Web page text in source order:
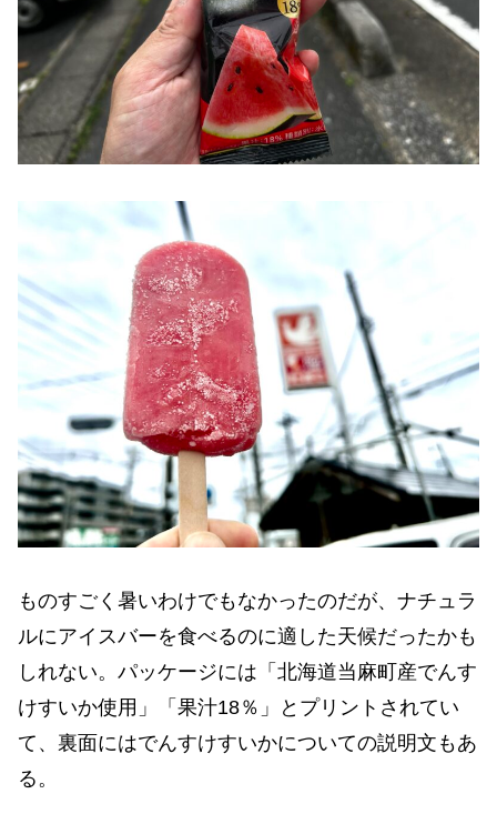
ものすごく暑いわけでもなかったのだが、ナチュラ
ルにアイスバーを食べるのに適した天候だったかも
しれない。パッケージには「北海道当麻町産でんす
けすいか使用」「果汁18％」とプリントされてい
て、裏面にはでんすけすいかについての説明文もあ
る。